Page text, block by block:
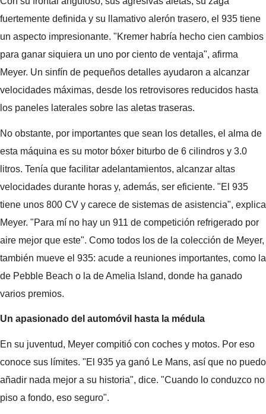
fuertemente definida y su llamativo alerón trasero, el 935 tiene
un aspecto impresionante. "Kremer habría hecho cien cambios
para ganar siquiera un uno por ciento de ventaja", afirma
Meyer. Un sinfín de pequeños detalles ayudaron a alcanzar
velocidades máximas, desde los retrovisores reducidos hasta
los paneles laterales sobre las aletas traseras.
No obstante, por importantes que sean los detalles, el alma de
esta máquina es su motor bóxer biturbo de 6 cilindros y 3.0
litros. Tenía que facilitar adelantamientos, alcanzar altas
velocidades durante horas y, además, ser eficiente. "El 935
tiene unos 800 CV y carece de sistemas de asistencia", explica
Meyer. "Para mí no hay un 911 de competición refrigerado por
aire mejor que este". Como todos los de la colección de Meyer,
también mueve el 935: acude a reuniones importantes, como la
de Pebble Beach o la de Amelia Island, donde ha ganado
varios premios.
Un apasionado del automóvil hasta la médula
En su juventud, Meyer compitió con coches y motos. Por eso
conoce sus límites. "El 935 ya ganó Le Mans, así que no puedo
añadir nada mejor a su historia", dice. "Cuando lo conduzco no
piso a fondo, eso seguro".